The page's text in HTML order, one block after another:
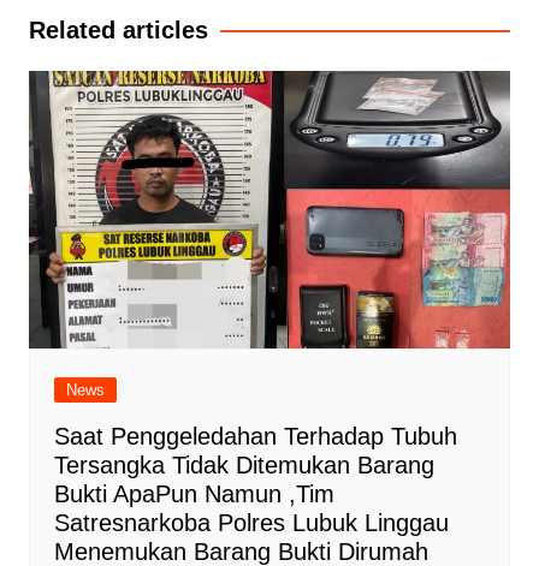
Related articles
News
Saat Penggeledahan Terhadap Tubuh
Tersangka Tidak Ditemukan Barang
Bukti ApaPun Namun ,Tim
Satresnarkoba Polres Lubuk Linggau
Menemukan Barang Bukti Dirumah